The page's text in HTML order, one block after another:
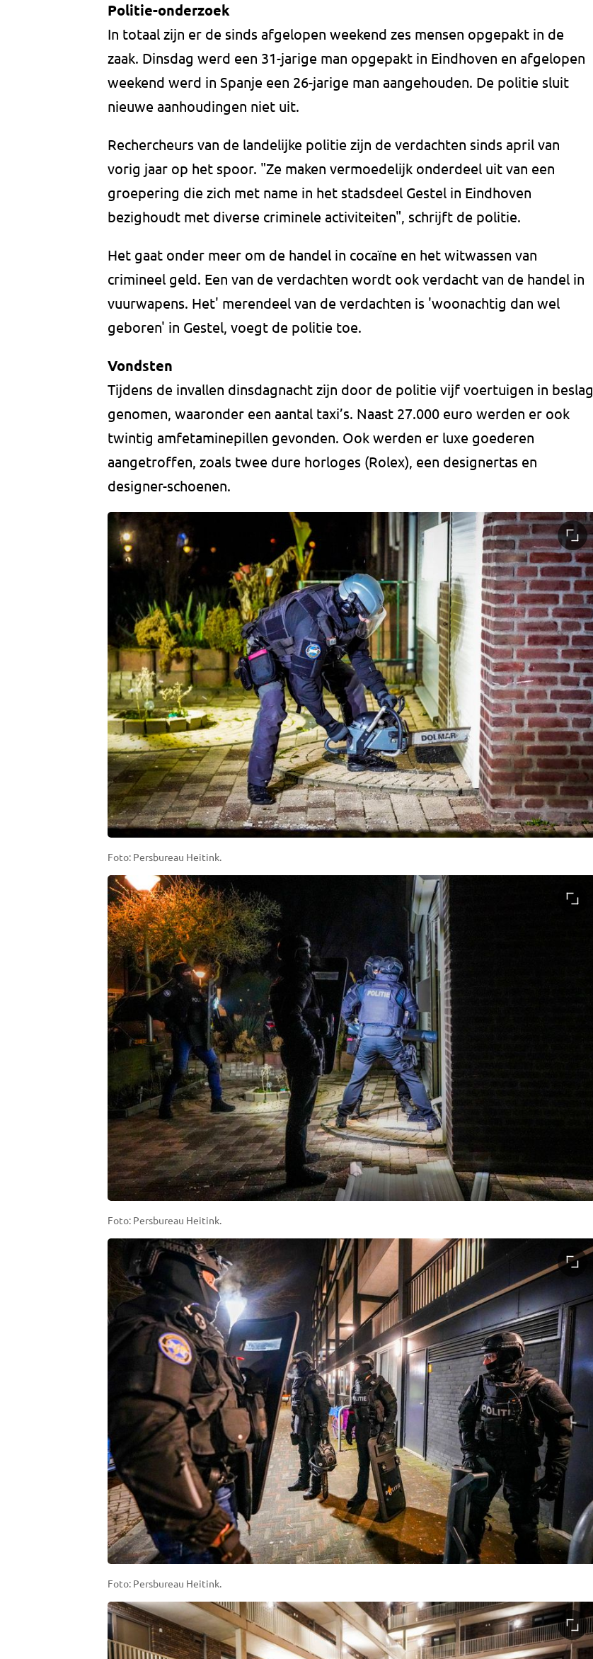
Politie-onderzoek
In totaal zijn er de sinds afgelopen weekend zes mensen opgepakt in de
zaak. Dinsdag werd een 31-jarige man opgepakt in Eindhoven en afgelopen
weekend werd in Spanje een 26-jarige man aangehouden. De politie sluit
nieuwe aanhoudingen niet uit.
Rechercheurs van de landelijke politie zijn de verdachten sinds april van
vorig jaar op het spoor. "Ze maken vermoedelijk onderdeel uit van een
groepering die zich met name in het stadsdeel Gestel in Eindhoven
bezighoudt met diverse criminele activiteiten", schrijft de politie.
Het gaat onder meer om de handel in cocaïne en het witwassen van
crimineel geld. Een van de verdachten wordt ook verdacht van de handel in
vuurwapens. Het' merendeel van de verdachten is 'woonachtig dan wel
geboren' in Gestel, voegt de politie toe.
Vondsten
Tijdens de invallen dinsdagnacht zijn door de politie vijf voertuigen in beslag
genomen, waaronder een aantal taxi’s. Naast 27.000 euro werden er ook
twintig amfetaminepillen gevonden. Ook werden er luxe goederen
aangetroffen, zoals twee dure horloges (Rolex), een designertas en
designer-schoenen.
Foto: Persbureau Heitink.
Foto: Persbureau Heitink.
Foto: Persbureau Heitink.